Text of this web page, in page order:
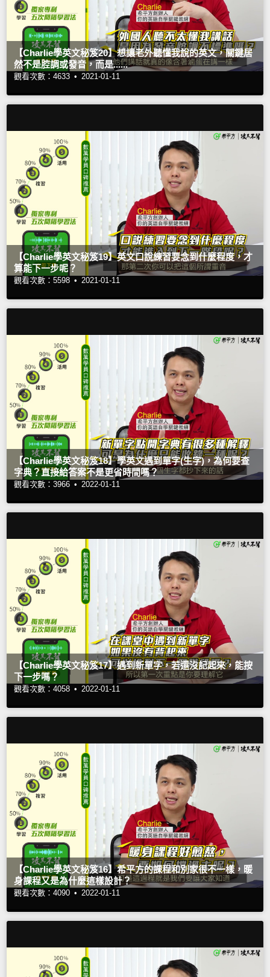
【Charlie學英文秘笈20】想讓老外聽懂我說的英文，關鍵居
然不是腔調或發音，而是......
觀看次數：4633 • 2021-01-11
【Charlie學英文秘笈19】英文口說練習要念到什麼程度，才
算能下一步呢？
觀看次數：5598 • 2021-01-11
【Charlie學英文秘笈18】學英文遇到單字(生字)，為何要查
字典？直接給答案不是更省時間嗎？
觀看次數：3966 • 2022-01-11
【Charlie學英文秘笈17】遇到新單字，若還沒記起來，能按
下一步嗎？
觀看次數：4058 • 2022-01-11
【Charlie學英文秘笈16】希平方的課程和別家很不一樣，暖
身課程又是為什麼這樣設計？
觀看次數：4090 • 2022-01-11